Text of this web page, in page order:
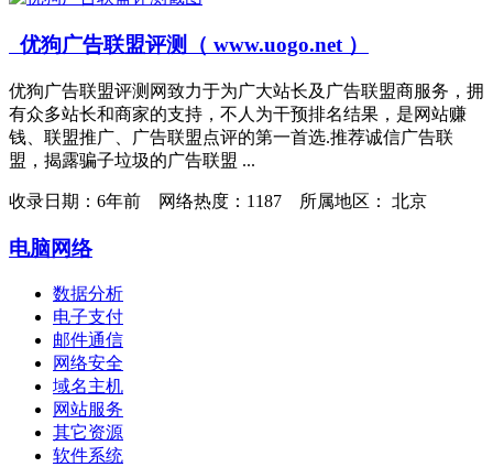
优狗广告联盟评测（ www.uogo.net ）
优狗广告联盟评测网致力于为广大站长及广告联盟商服务，拥
有众多站长和商家的支持，不人为干预排名结果，是网站赚
钱、联盟推广、广告联盟点评的第一首选.推荐诚信广告联
盟，揭露骗子垃圾的广告联盟 ...
收录日期： 6年前 网络热度：1187 所属地区： 北京
电脑网络
数据分析
电子支付
邮件通信
网络安全
域名主机
网站服务
其它资源
软件系统